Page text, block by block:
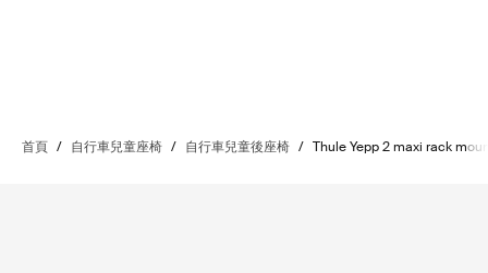
首頁 / 自行車兒童座椅 / 自行車兒童後座椅 / Thule Yepp 2 maxi rack